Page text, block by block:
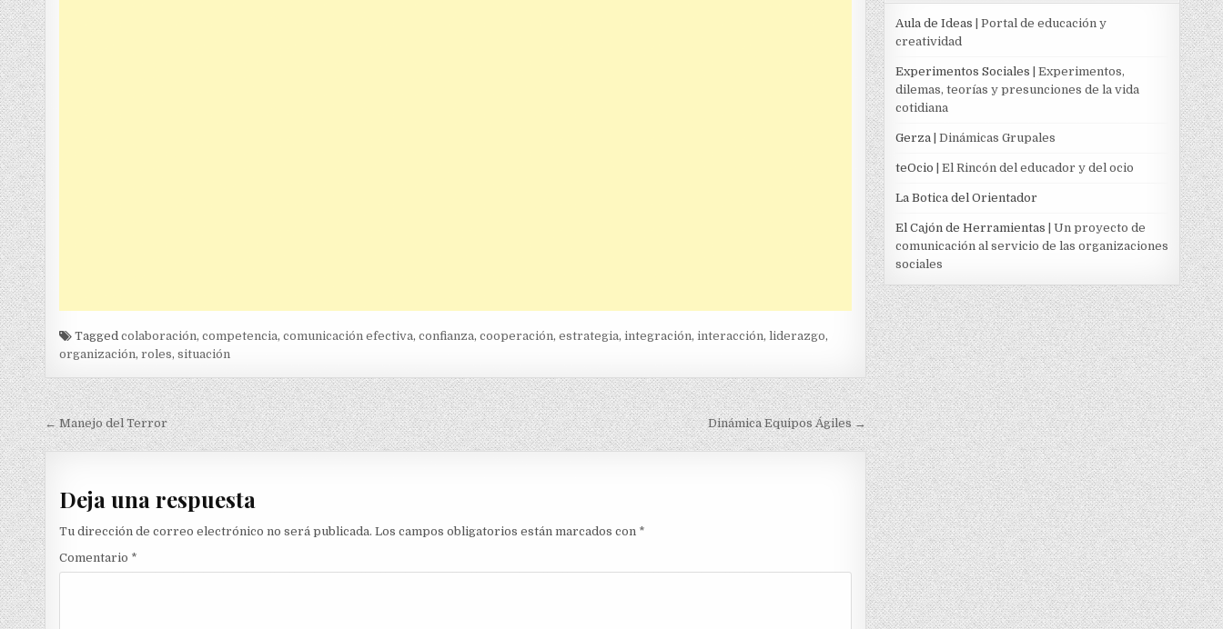
Taggedcolaboración,competencia,comunicación efectiva,confianza,cooperación,estrategia, integración, interacción,liderazgo,
organización,roles,situación
Navegación
de
entradas
← Manejo del Terror Dinámica Equipos Ágiles →
Deja una respuesta
Tu dirección de correo electrónico no será publicada. Los campos obligatorios están marcados con *
Comentario *
Aula de Ideas | Portal de educación y
creatividad
Experimentos Sociales | Experimentos,
dilemas, teorías y presunciones de la vida
cotidiana
Gerza| Dinámicas Grupales
teOcio | El Rincón del educador y del ocio
La Botica del Orientador
El Cajón de Herramientas | Un proyecto de
comunicación al servicio de las organizaciones
sociales